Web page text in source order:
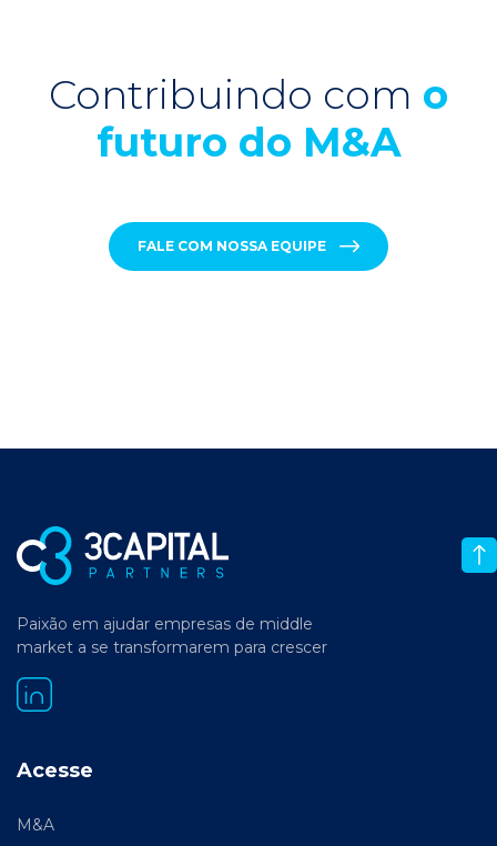
Contribuindo com o
futuro do M&A
FALE COM NOSSA EQUIPE
Paixão em ajudar empresas de middle
market a se transformarem para crescer
Acesse
M&A